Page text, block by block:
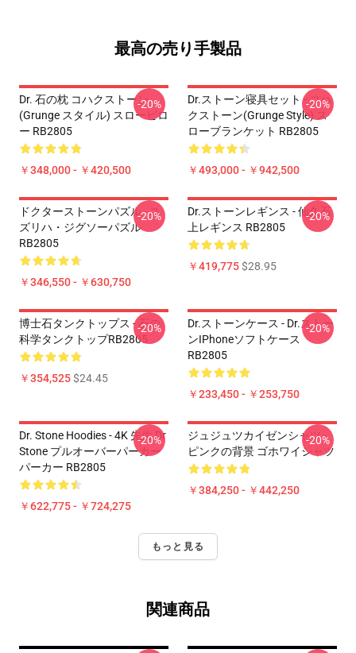
最高の売り手製品
Dr. 石の枕 コハクストーン
(Grunge スタイル) スローピロ
ー RB2805
￥348,000 - ￥420,500
-20%
Dr.ストーン寝具セット - コハ
クストーン(Grunge Style) ス
ローブランケット RB2805
￥493,000 - ￥942,500
-20%
ドクターストーンパズル - ユ
ズリハ・ジグソーパズル
RB2805
￥346,550 - ￥630,750
-20%
Dr.ストーンレギンス - 仙久石
上レギンス RB2805
￥419,775$28.95
-20%
博士石タンクトップス - 石の
科学タンクトップRB2805
￥354,525$24.45
-20%
Dr.ストーンケース - Dr.ストー
ンiPhoneソフトケース
RB2805
￥233,450 - ￥253,750
-20%
Dr. Stone Hoodies - 4K 先生 Dr
Stone プルオーバーパーカー
パーカー RB2805
￥622,775 - ￥724,275
-20%
ジュジュツカイゼンシャツ -
ピンクの背景 ゴホワイシャツ
￥384,250 - ￥442,250
-20%
もっと見る
関連商品